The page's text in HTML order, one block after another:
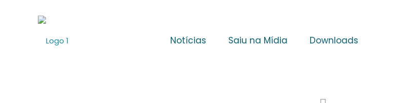
Notícias Saiu na Mídia Downloads